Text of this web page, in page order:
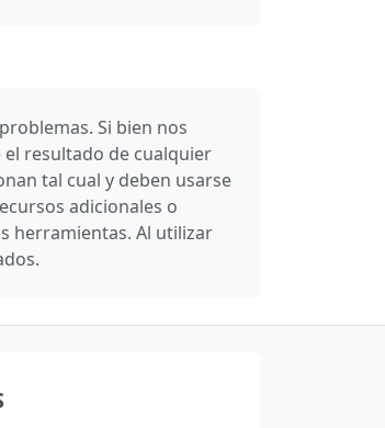
Si bien nos
resultado de cualquier
tal cual y deben usarse
adicionales o
herramientas. Al utilizar